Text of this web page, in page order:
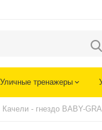
Уличные тренажеры
Качели - гнездо BABY-